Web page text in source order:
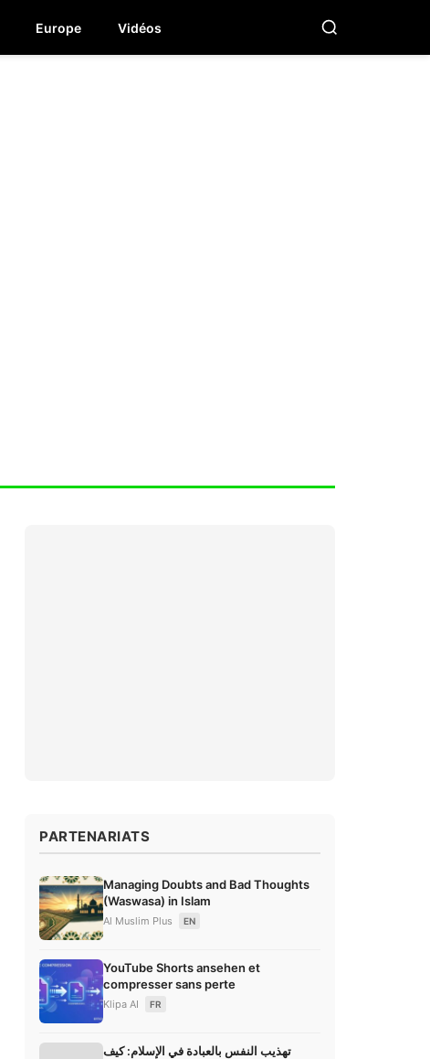
Europe Vidéos
PARTENARIATS
Managing Doubts and Bad Thoughts
(Waswasa) in Islam
Al Muslim Plus EN
YouTube Shorts ansehen et
compresser sans perte
Klipa AI FR
تهذيب النفس بالعبادة في الإسلام: كيف